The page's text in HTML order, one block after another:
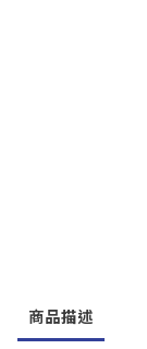
商品描述